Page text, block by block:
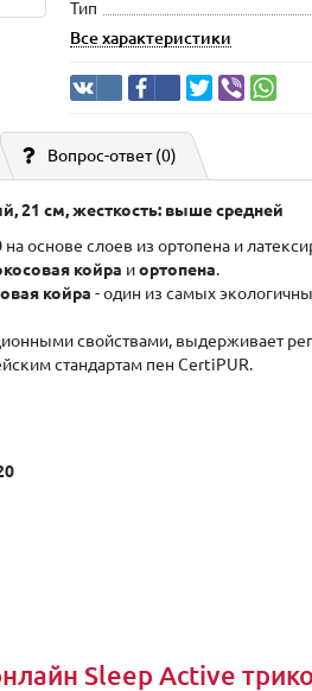
Тип
Все характеристики
Вопрос-ответ(0)
21 см, жесткость: выше средней
на основе слоев из ортопена и
койра иортопена.
койра - один из самых
свойствами, выдерживает
стандартам пен CertiPUR.
Sleep Active